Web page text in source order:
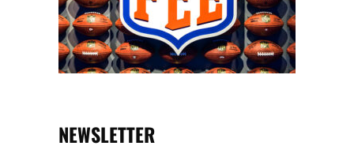
NEWSLETTER